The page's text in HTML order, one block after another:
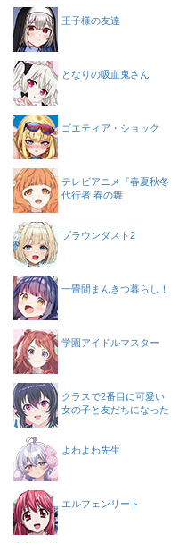
王子様の友達
となりの吸血鬼さん
ゴエティア・ショック
テレビアニメ『春夏秋冬
代行者 春の舞
ブラウンダスト2
一畳間まんきつ暮らし！
学園アイドルマスター
クラスで2番目に可愛い
女の子と友だちになった
よわよわ先生
エルフェンリート